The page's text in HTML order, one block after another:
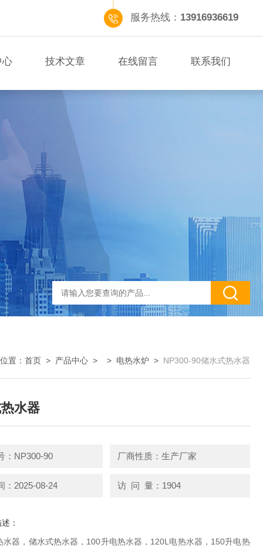
服务热线： 13916936619
心 技术文章 在线留言 联系我们
置： 首页 > 产品中心 > > 电热水炉 > NP300-90储水式热水器
水器
：NP300-90 厂商性质：生产厂家
：2025-08-24 访 问 量：1904
：
水器，储水式热水器，100升电热水器，120L电热水器，150升电热